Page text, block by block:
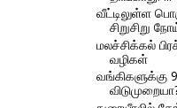
வீட்டிலுள்ள
சிறுசிறு
மலச்சிக்கல்
வழிகள்
வங்கிகளுக்கு